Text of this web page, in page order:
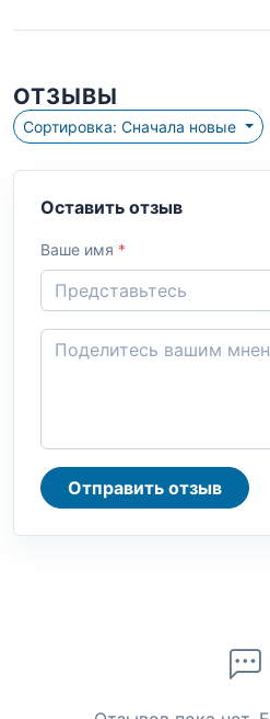
ОТЗЫВЫ
Сортировка: Сначала новые
Оставить отзыв
Ваше имя *
Отправить отзыв